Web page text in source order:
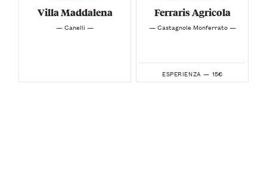
Villa Maddalena
— Canelli —
Ferraris Agricola
— Castagnole Monferrato —
ESPERIENZA — 15€